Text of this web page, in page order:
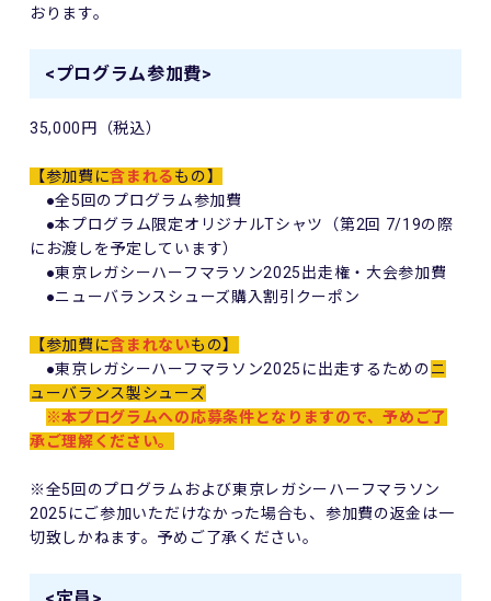
おります。
<プログラム参加費>
35,000円（税込）
【参加費に含まれるもの】
●全5回のプログラム参加費
●本プログラム限定オリジナルTシャツ（第2回 7/19の際
にお渡しを予定しています）
●東京レガシーハーフマラソン2025出走権・大会参加費
●ニューバランスシューズ購入割引クーポン
【参加費に含まれないもの】
●東京レガシーハーフマラソン2025に出走するためのニ
ューバランス製シューズ
※本プログラムへの応募条件となりますので、予めご了
承ご理解ください。
※全5回のプログラムおよび東京レガシーハーフマラソン
2025にご参加いただけなかった場合も、参加費の返金は一
切致しかねます。予めご了承ください。